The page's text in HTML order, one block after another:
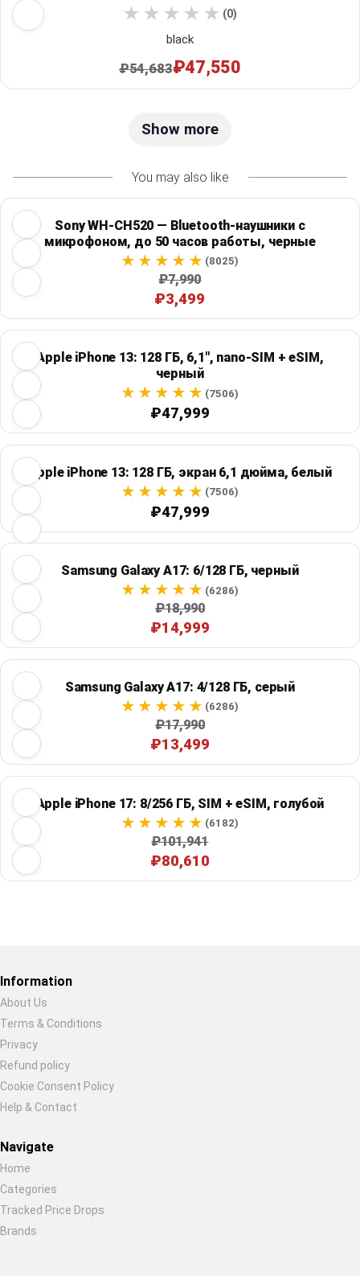
(0)
black
₽54,683₽47,550
Show more
You may also like
Sony WH-CH520 — Bluetooth-наушники с
микрофоном, до 50 часов работы, черные
(8025)
₽7,990
₽3,499
Apple iPhone 13: 128 ГБ, 6,1", nano-SIM + eSIM,
черный
(7506)
₽47,999
Apple iPhone 13: 128 ГБ, экран 6,1 дюйма, белый
(7506)
₽47,999
Samsung Galaxy A17: 6/128 ГБ, черный
(6286)
₽18,990
₽14,999
Samsung Galaxy A17: 4/128 ГБ, серый
(6286)
₽17,990
₽13,499
Apple iPhone 17: 8/256 ГБ, SIM + eSIM, голубой
(6182)
₽101,941
₽80,610
Information
About Us
Terms & Conditions
Privacy
Refund policy
Cookie Consent Policy
Help & Contact
Navigate
Home
Categories
Tracked Price Drops
Brands